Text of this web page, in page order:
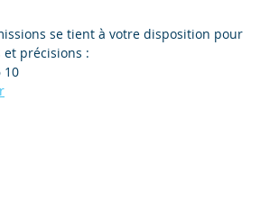
se tient à votre disposition pour
précisions :
10